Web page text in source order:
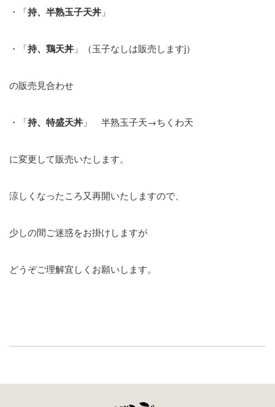
・「持、半熟玉子天丼 」
・「持、鶏天丼 」（玉子なしは販売しますj）
の販売見合わせ
・「持、特盛天丼 」 半熟玉子天→ちくわ天
に変更して販売いたします。
涼しくなったころ又再開いたしますので、
少しの間ご迷惑をお掛けしますが
どうぞご理解宜しくお願いします。